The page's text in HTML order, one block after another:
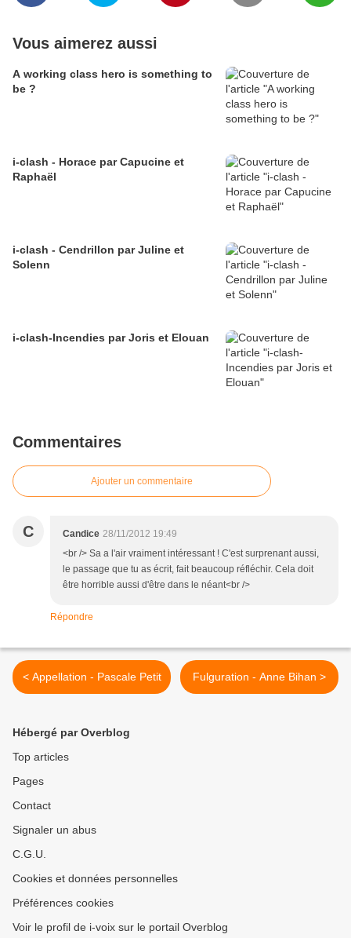
Vous aimerez aussi
A working class hero is something to
be ?
i-clash - Horace par Capucine et
Raphaël
i-clash - Cendrillon par Juline et
Solenn
i-clash-Incendies par Joris et Elouan
Commentaires
Ajouter un commentaire
C Candice 28/11/2012 19:49
<br /> Sa a l'air vraiment intéressant ! C'est surprenant aussi,
le passage que tu as écrit, fait beaucoup réfléchir. Cela doit
être horrible aussi d'être dans le néant<br />
Répondre
< Appellation - Pascale Petit Fulguration - Anne Bihan >
Hébergé par Overblog
Top articles
Pages
Contact
Signaler un abus
C.G.U.
Cookies et données personnelles
Préférences cookies
Voir le profil de i-voix sur le portail Overblog